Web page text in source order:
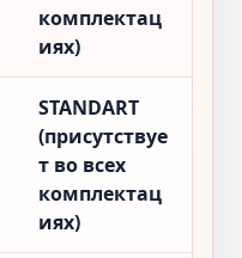
комплектац
иях)
STANDART
(присутствуе
т во всех
комплектац
иях)